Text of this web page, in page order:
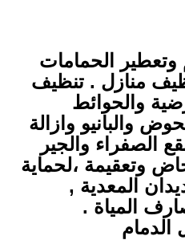
الحمامات
منازل . تنظيف
والحوائط
والبانيو وازالة
الصفراء والجير
وتعقيمة ،لحماية
المعدية ,
المياة .